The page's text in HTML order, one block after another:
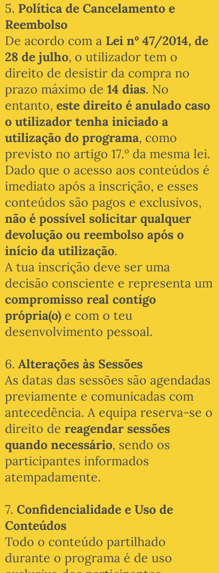
5. Política de Cancelamento e
Reembolso
De acordo com a Lei nº 47/2014, de
28 de julho, o utilizador tem o
direito de desistir da compra no
prazo máximo de 14 dias. No
entanto, este direito é anulado caso
o utilizador tenha iniciado a
utilização do programa, como
previsto no artigo 17.º da mesma lei.
Dado que o acesso aos conteúdos é
imediato após a inscrição, e esses
conteúdos são pagos e exclusivos,
não é possível solicitar qualquer
devolução ou reembolso após o
início da utilização.
A tua inscrição deve ser uma
decisão consciente e representa um
compromisso real contigo
própria(o) e com o teu
desenvolvimento pessoal.
6. Alterações às Sessões
As datas das sessões são agendadas
previamente e comunicadas com
antecedência. A equipa reserva-se o
direito de reagendar sessões
quando necessário, sendo os
participantes informados
atempadamente.
7. Confidencialidade e Uso de
Conteúdos
Todo o conteúdo partilhado
durante o programa é de uso